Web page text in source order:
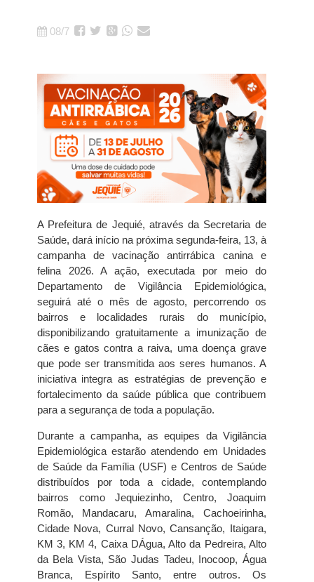
08/7
A Prefeitura de Jequié, através da Secretaria de
Saúde, dará início na próxima segunda-feira, 13, à
campanha de vacinação antirrábica canina e
felina 2026. A ação, executada por meio do
Departamento de Vigilância Epidemiológica,
seguirá até o mês de agosto, percorrendo os
bairros e localidades rurais do município,
disponibilizando gratuitamente a imunização de
cães e gatos contra a raiva, uma doença grave
que pode ser transmitida aos seres humanos. A
iniciativa integra as estratégias de prevenção e
fortalecimento da saúde pública que contribuem
para a segurança de toda a população.
Durante a campanha, as equipes da Vigilância
Epidemiológica estarão atendendo em Unidades
de Saúde da Família (USF) e Centros de Saúde
distribuídos por toda a cidade, contemplando
bairros como Jequiezinho, Centro, Joaquim
Romão, Mandacaru, Amaralina, Cachoeirinha,
Cidade Nova, Curral Novo, Cansanção, Itaigara,
KM 3, KM 4, Caixa DÁgua, Alto da Pedreira, Alto
da Bela Vista, São Judas Tadeu, Inocoop, Água
Branca, Espírito Santo, entre outros. Os